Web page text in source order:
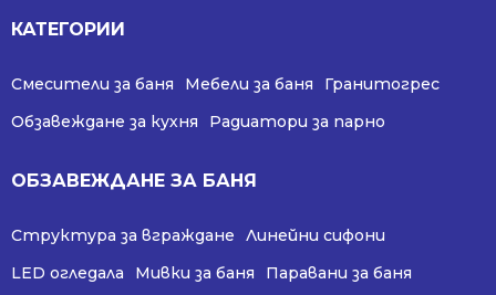
КАТЕГОРИИ
Смесители за баня Мебели за баня
Гранитогрес
Обзавеждане за кухня
Радиатори за парно
ОБЗАВЕЖДАНЕ ЗА БАНЯ
Структура за вграждане
Линейни сифони
LED огледала
Мивки за баня Паравани за баня